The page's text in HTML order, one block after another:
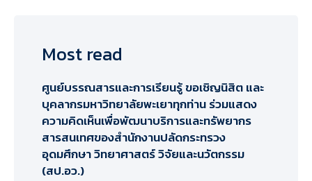
Most read
ศูนย์บรรณสารและการเรียนรู้ ขอเชิญนิสิต และ
บุคลากรมหาวิทยาลัยพะเยาทุกท่าน ร่วมแสดง
ความคิดเห็นเพื่อพัฒนาบริการและทรัพยากร
สารสนเทศของสำนักงานปลัดกระทรวง
อุดมศึกษา วิทยาศาสตร์ วิจัยและนวัตกรรม
(สป.อว.)​